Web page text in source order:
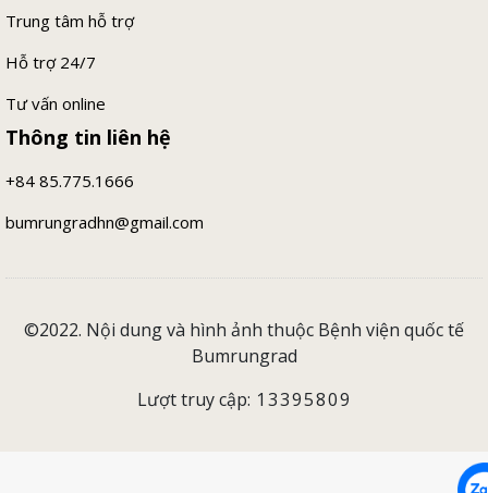
Trung tâm hỗ trợ
Hỗ trợ 24/7
Tư vấn online
Thông tin liên hệ
+84 85.775.1666
bumrungradhn@gmail.com
©2022. Nội dung và hình ảnh thuộc Bệnh viện quốc tế
Bumrungrad
Lượt truy cập: 13395809